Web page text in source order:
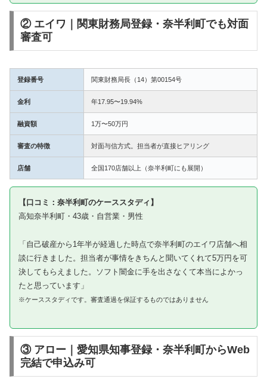
② エイワ｜関東財務局登録・奈半利町でも対面
審査可
登録番号 関東財務局長（14）第00154号
金利 年17.95〜19.94%
融資額 1万〜50万円
審査の特徴 対面与信方式。担当者が直接ヒアリング
店舗 全国170店舗以上（奈半利町にも展開）
【口コミ：奈半利町のケーススタディ】
高知奈半利町・43歳・自営業・男性
「自己破産から1年半が経過した時点で奈半利町のエイワ店舗へ相
談に行きました。担当者が事情をきちんと聞いてくれて5万円を可
決してもらえました。ソフト闇金に手を出さなくて本当によかっ
たと思っています」
※ケーススタディです。審査通過を保証するものではありません
③ アロー｜愛知県知事登録・奈半利町からWeb
完結で申込み可